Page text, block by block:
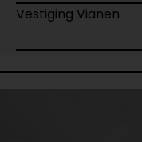
Vestiging Vianen